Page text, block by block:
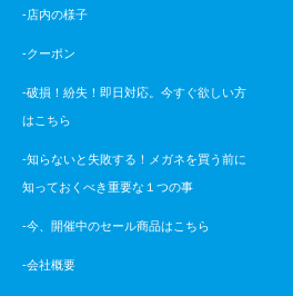
-店内の様子
-クーポン
-破損！紛失！即日対応。今すぐ欲しい方
はこちら
-知らないと失敗する！メガネを買う前に
知っておくべき重要な１つの事
-今、開催中のセール商品はこちら
-会社概要